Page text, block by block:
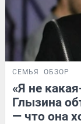
СЕМЬЯ ОБЗОР
«Я не
Глызина
— что она